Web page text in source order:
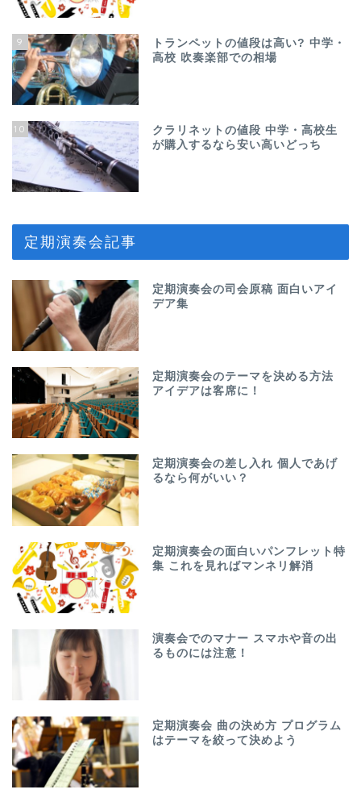
9
トランペットの値段は高い? 中学・
高校 吹奏楽部での相場
10
クラリネットの値段 中学・高校生
が購入するなら安い高いどっち
定期演奏会記事
定期演奏会の司会原稿 面白いアイ
デア集
定期演奏会のテーマを決める方法
アイデアは客席に！
定期演奏会の差し入れ 個人であげ
るなら何がいい？
定期演奏会の面白いパンフレット特
集 これを見ればマンネリ解消
演奏会でのマナー スマホや音の出
るものには注意！
定期演奏会 曲の決め方 プログラム
はテーマを絞って決めよう